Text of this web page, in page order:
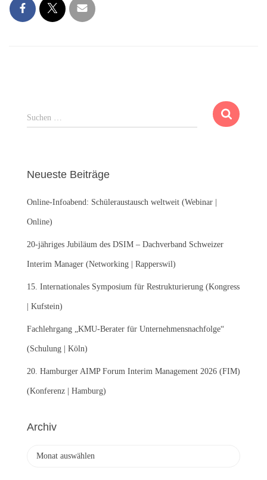
S
u
n
a
c
:
Suchen …
Neueste Beiträge
Online-Infoabend: Schüleraustausch weltweit (Webinar |
Online)
20-jähriges Jubiläum des DSIM – Dachverband Schweizer
Interim Manager (Networking | Rapperswil)
15. Internationales Symposium für Restrukturierung (Kongress
| Kufstein)
Fachlehrgang „KMU-Berater für Unternehmensnachfolge“
(Schulung | Köln)
20. Hamburger AIMP Forum Interim Management 2026 (FIM)
(Konferenz | Hamburg)
Archiv